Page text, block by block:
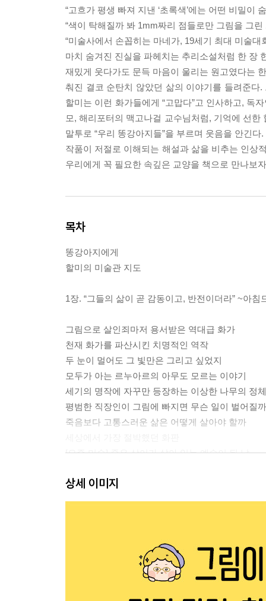
“고흐가 평생 빠져 지낸 ‘초록색’에는 어떤 비밀이
“색이 탁해질까 봐 1mm짜리 점들로만 그림을 그린
“미술사에서 손꼽히는 마네가, 19세기 최대 미술대
마치 숨겨진 진실을 파헤치는 추리소설처럼 한 장
재밌게 웃다가도 문득 마음이 울리는 원고였다는
춰진 결코 순탄치 않았던 삶의 이야기를 들려준
할미는 이런 화가들에게 “고맙다”고 인사하고, 독
모, 해리포터의 맥고나걸 교수님처럼, 기억에 선
말투로 “우리 똥강아지들”을 부르며 웃음을 안긴다.
작품이 저절로 이해되는 해설과 삶을 비추는 인상
우리에게 꼭 필요한 속깊은 교양을 책으로 만나보
목차
똥강아지에게
할미의 미술관 지도
1장. “그들의 삶이 곧 감동이고, 반전이더라” ~아
그림으로 살인죄마저 용서받은 역대급 화가
천재 화가를 파산시킨 치명적인 역작
두 눈이 멀어도 그 빛만은 그리고 싶었지
모두가 아는 르누아르의 아무도 모르는 이야기
세기의 명작에 자꾸만 등장하는 이상한 나무의 정체
평범한 직장인이 그림에 빠지면 무슨 일이 벌어질
죽음보다 고통스러운 삶은 어떻게 살아야 할까
[요즘 미술] 죽은 상어가 살아 있는 예술이 된 날
2장. “그림을 보다 보니 시대가 보이더구나” ~역사
그 유명한 명화가 하마터면 찢어질 뻔했다고?
늙은 유령들이 하객이 된 기묘한 결혼식
그림 한 장으로 추락해버린 사교계의 여왕
상세 이미지